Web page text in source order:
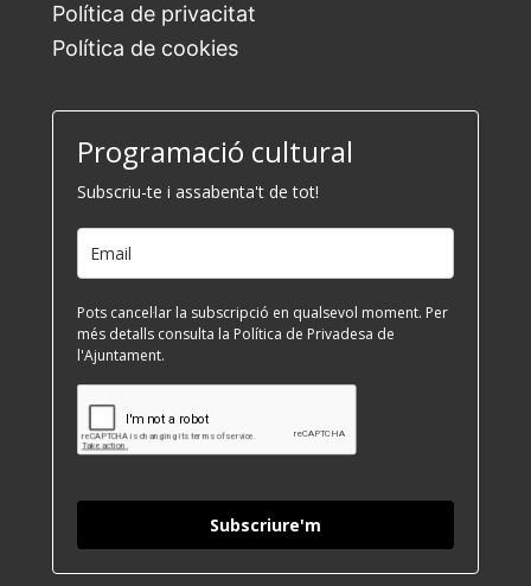
Política de privacitat
Política de cookies
Programació cultural
Subscriu-te i assabenta't de tot!
Pots cancel·lar la subscripció en qualsevol moment. Per
més detalls consulta la Política de Privadesa de
l'Ajuntament.
Subscriure'm